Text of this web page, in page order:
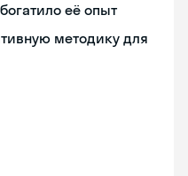
её опыт
методику для